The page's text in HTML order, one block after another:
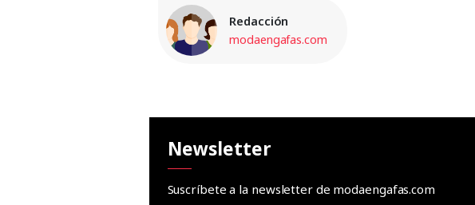
Redacción
modaengafas.com
Newsletter
Suscríbete a la newsletter de modaengafas.com